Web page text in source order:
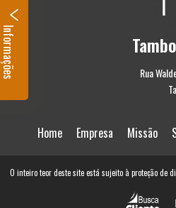
Rua
Home Empresa Missão
O inteiro teor deste site está sujeito à proteção de
Informações